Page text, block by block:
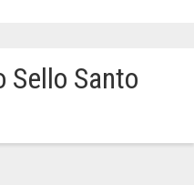
Sello Santo